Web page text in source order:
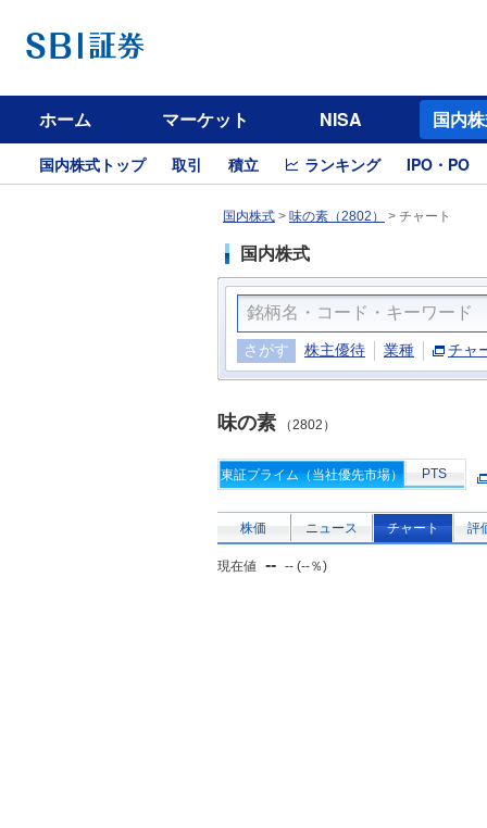
ホーム マーケット NISA 国内
国内株式トップ 取引 積立 ランキング IPO・PO
国内株式 > 味の素（2802） > チャート
国内株式
さがす 株主優待 業種 チャ
味の素 （2802）
東証プライム（当社優先市場） PTS
株価 ニュース チャート 評
現在値 -- -- (--％)